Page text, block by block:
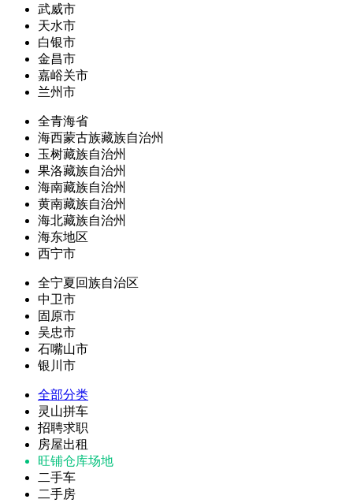
武威市
天水市
白银市
金昌市
嘉峪关市
兰州市
全青海省
海西蒙古族藏族自治州
玉树藏族自治州
果洛藏族自治州
海南藏族自治州
黄南藏族自治州
海北藏族自治州
海东地区
西宁市
全宁夏回族自治区
中卫市
固原市
吴忠市
石嘴山市
银川市
全部分类
灵山拼车
招聘求职
房屋出租
旺铺仓库场地
二手车
二手房